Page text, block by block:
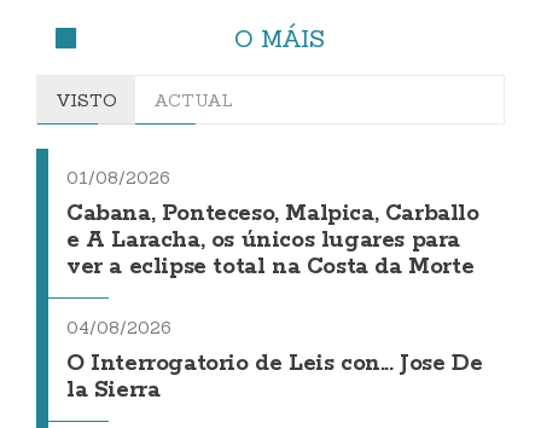
O MÁIS
VISTO ACTUAL
01/08/2026
Cabana, Ponteceso, Malpica, Carballo
e A Laracha, os únicos lugares para
ver a eclipse total na Costa da Morte
04/08/2026
O Interrogatorio de Leis con... Jose De
la Sierra